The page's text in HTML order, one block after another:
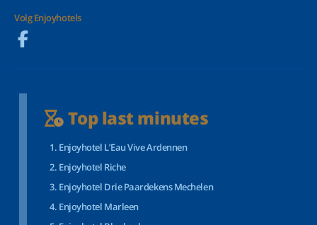
Volg Enjoyhotels
Top last minutes
Enjoyhotel L’Eau Vive Ardennen
Enjoyhotel Riche
Enjoyhotel Drie Paardekens Mechelen
Enjoyhotel Marleen